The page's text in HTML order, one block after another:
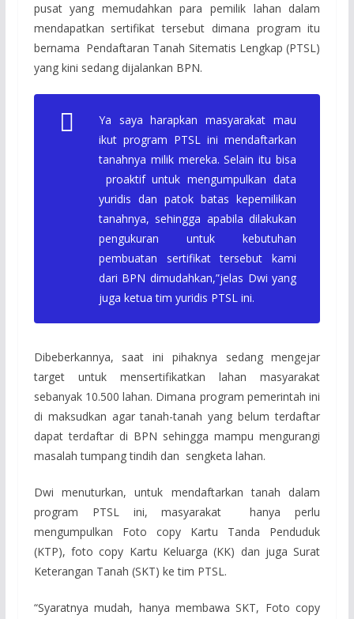
pusat yang memudahkan para pemilik lahan dalam
mendapatkan sertifikat tersebut dimana program itu
bernama Pendaftaran Tanah Sitematis Lengkap (PTSL)
yang kini sedang dijalankan BPN.
Ya saya harapkan masyarakat mau
ikut program PTSL ini mendaftarkan
tanahnya milik mereka. Selain itu bisa
proaktif untuk mengumpulkan data
yuridis dan patok batas kepemilikan
tanahnya, sehingga apabila dilakukan
pengukuran untuk kebutuhan
pembuatan sertifikat tersebut kami
dari BPN dimudahkan,”jelas Dwi yang
juga ketua tim yuridis PTSL ini.
Dibeberkannya, saat ini pihaknya sedang mengejar
target untuk mensertifikatkan lahan masyarakat
sebanyak 10.500 lahan. Dimana program pemerintah ini
di maksudkan agar tanah-tanah yang belum terdaftar
dapat terdaftar di BPN sehingga mampu mengurangi
masalah tumpang tindih dan sengketa lahan.
Dwi menuturkan, untuk mendaftarkan tanah dalam
program PTSL ini, masyarakat hanya perlu
mengumpulkan Foto copy Kartu Tanda Penduduk
(KTP), foto copy Kartu Keluarga (KK) dan juga Surat
Keterangan Tanah (SKT) ke tim PTSL.
“Syaratnya mudah, hanya membawa SKT, Foto copy